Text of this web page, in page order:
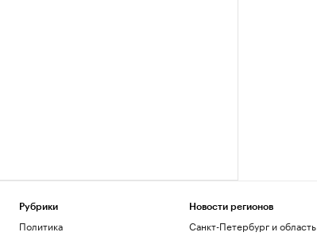
Рубрики
Политика
Новости регионов
Санкт-Петербург и область